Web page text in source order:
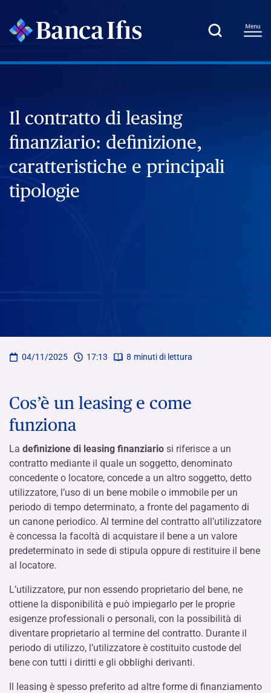
Il contratto di leasing
finanziario: definizione,
caratteristiche e principali
tipologie
04/11/2025 17:13 8 minuti di lettura
Cos’è un leasing e come
funziona
La definizione di leasing finanziario si riferisce a un
contratto mediante il quale un soggetto, denominato
concedente o locatore, concede a un altro soggetto, detto
utilizzatore, l’uso di un bene mobile o immobile per un
periodo di tempo determinato, a fronte del pagamento di
un canone periodico. Al termine del contratto all’utilizzatore
è concessa la facoltà di acquistare il bene a un valore
predeterminato in sede di stipula oppure di restituire il bene
al locatore.
L’utilizzatore, pur non essendo proprietario del bene, ne
ottiene la disponibilità e può impiegarlo per le proprie
esigenze professionali o personali, con la possibilità di
diventare proprietario al termine del contratto. Durante il
periodo di utilizzo, l’utilizzatore è costituito custode del
bene con tutti i diritti e gli obblighi derivanti.
Il leasing è spesso preferito ad altre forme di finanziamento